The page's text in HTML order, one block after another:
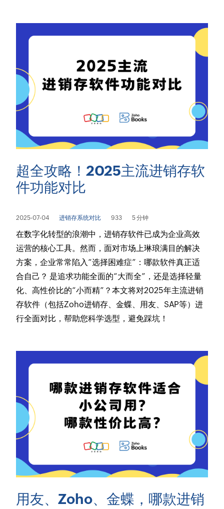
超全攻略！2025主流进销存软
件功能对比
2025-07-04 进销存系统对比 933 5 分钟
在数字化转型的浪潮中，进销存软件已成为企业高效
运营的核心工具。然而，面对市场上琳琅满目的解决
方案，企业常常陷入“选择困难症”：哪款软件真正适
合自己？ 是追求功能全面的“大而全”，还是选择轻量
化、高性价比的“小而精”？本文将对2025年主流进销
存软件（包括Zoho进销存、金蝶、用友、SAP等）进
行全面对比，帮助您科学选型，避免踩坑！
用友、Zoho、金蝶，哪款进销